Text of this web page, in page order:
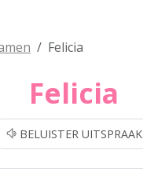
Felicia
Felicia
BELUISTER UITSPRAAK